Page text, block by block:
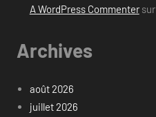
A WordPress Commentersur
Archives
août 2026
juillet 2026